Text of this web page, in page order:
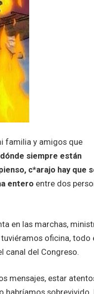
familia y amigos que
siempre están
c*arajo hay que
entero entre dos
en las marchas,
oficina, todo
canal del Congreso.
mensajes, estar